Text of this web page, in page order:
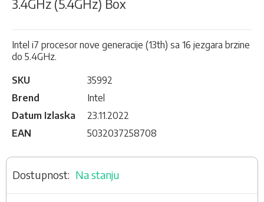
images
3.4GHz (5.4GHz) Box
Intel i7 procesor nove generacije (13th) sa 16 jezgara brzine
do 5.4GHz.
SKU
35992
Brend
Intel
Datum Izlaska
23.11.2022
EAN
5032037258708
Na stanju